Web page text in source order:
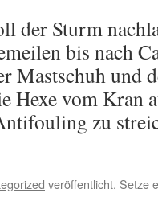
der Sturm
bis nach
Mastschuh und
vom Kran
zu
veröffentlicht. Setze